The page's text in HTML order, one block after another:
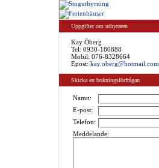
Uppgifter om uthyraren
Kay Öberg
Tel: 0930-180888
Mobil: 076-8328664
Epost: kay.oberg@hotmail.com
Skicka en bokningsförfrågan
Namn:
E-post:
Telefon:
Meddelande: